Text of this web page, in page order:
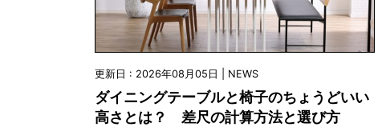
更新日 : 2026年08月05日 | NEWS
ダイニングテーブルと椅子のちょうどいい
高さとは？ 差尺の計算方法と選び方